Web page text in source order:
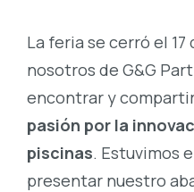
La feria se cerró el
nosotros de G&G
encontrar y
pasión por la
piscinas. Estuvimos
presentar nuestro